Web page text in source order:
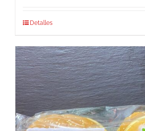
Detalles